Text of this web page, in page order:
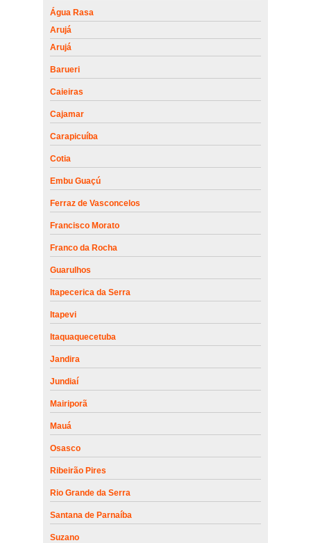
Água Rasa
Arujá
Arujá
Barueri
Caieiras
Cajamar
Carapicuíba
Cotia
Embu Guaçú
Ferraz de Vasconcelos
Francisco Morato
Franco da Rocha
Guarulhos
Itapecerica da Serra
Itapevi
Itaquaquecetuba
Jandira
Jundiaí
Mairiporã
Mauá
Osasco
Ribeirão Pires
Rio Grande da Serra
Santana de Parnaíba
Suzano